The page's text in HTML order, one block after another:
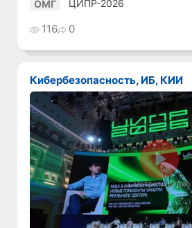
ОМГ ЦИПР-2026
116 0
Кибербезопасность, ИБ, КИИ
Смотреть видео